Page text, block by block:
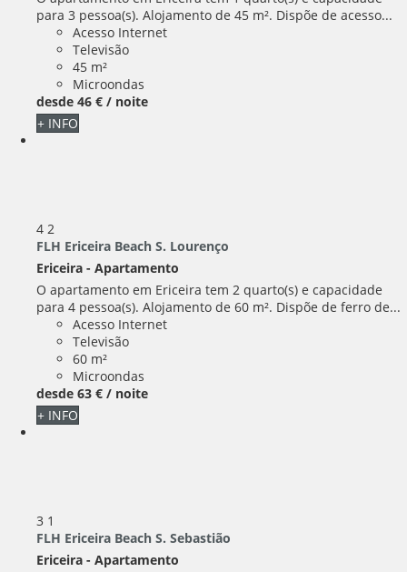
para 3 pessoa(s). Alojamento de 45 m². Dispõe de acesso...
Acesso Internet
Televisão
45 m²
Microondas
desde 46 € / noite
+ INFO
4 2
FLH Ericeira Beach S. Lourenço
Ericeira - Apartamento
O apartamento em Ericeira tem 2 quarto(s) e capacidade
para 4 pessoa(s). Alojamento de 60 m². Dispõe de ferro de...
Acesso Internet
Televisão
60 m²
Microondas
desde 63 € / noite
+ INFO
3 1
FLH Ericeira Beach S. Sebastião
Ericeira - Apartamento